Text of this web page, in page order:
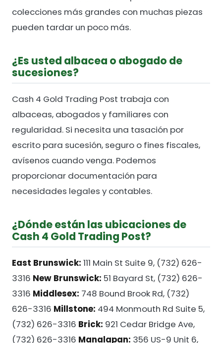
colecciones más grandes con muchas piezas
pueden tardar un poco más.
¿Es usted albacea o abogado de
sucesiones?
Cash 4 Gold Trading Post trabaja con
albaceas, abogados y familiares con
regularidad. Si necesita una tasación por
escrito para sucesión, seguro o fines fiscales,
avísenos cuando venga. Podemos
proporcionar documentación para
necesidades legales y contables.
¿Dónde están las ubicaciones de
Cash 4 Gold Trading Post?
East Brunswick: 111 Main St Suite 9, (732) 626-
3316 New Brunswick: 51 Bayard St, (732) 626-
3316 Middlesex: 748 Bound Brook Rd, (732)
626-3316 Millstone: 494 Monmouth Rd Suite 5,
(732) 626-3316 Brick: 921 Cedar Bridge Ave,
(732) 626-3316 Manalapan: 356 US-9 Unit 6,